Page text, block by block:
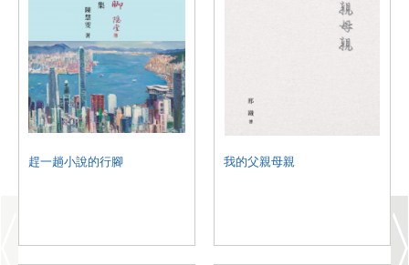
趕一趟小說的行腳 我的父親母親